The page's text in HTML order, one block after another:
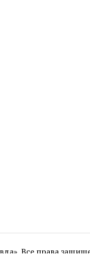
Все права